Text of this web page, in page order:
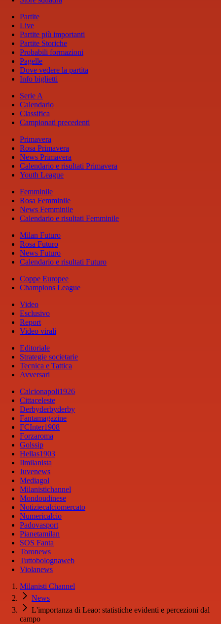
Partite
Live
Partite più importanti
Partite Storiche
Probabili formazioni
Pagelle
Dove vedere la partita
Info biglietti
Serie A
Calendario
Classifica
Campionati precedenti
Primavera
Rosa Primavera
News Primavera
Calendario e risultati Primavera
Youth League
Femminile
Rosa Femminile
News Femminile
Calendario e risultati Femminile
Milan Futuro
Rosa Futuro
News Futuro
Calendario e risultati Futuro
Coppe Europee
Champions League
Video
Esclusivo
Report
Video virali
Editoriale
Strategie societarie
Tecnica e Tattica
Avversari
Calcionapoli1926
Cittaceleste
Derbyderbyderby
Fantamagazine
FCInter1908
Forzaroma
Golssip
Hellas1903
Ilmilanista
Juvenews
Mediagol
Milanistichannel
Mondoudinese
Notiziecalciomercato
Numericalcio
Padovasport
Pianetamilan
SOS Fanta
Toronews
Tuttobolognaweb
Violanews
Milanisti Channel
News
L'importanza di Leao: statistiche evidenti e percezioni dal
campo